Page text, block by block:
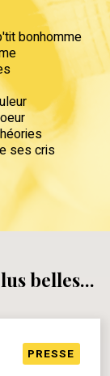
bonhomme
ses cris
belles...
PRESSE